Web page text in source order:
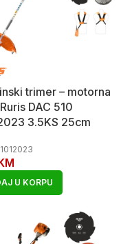
trimer – motorna
DAC 510
3.5KS 25cm
U KORPU